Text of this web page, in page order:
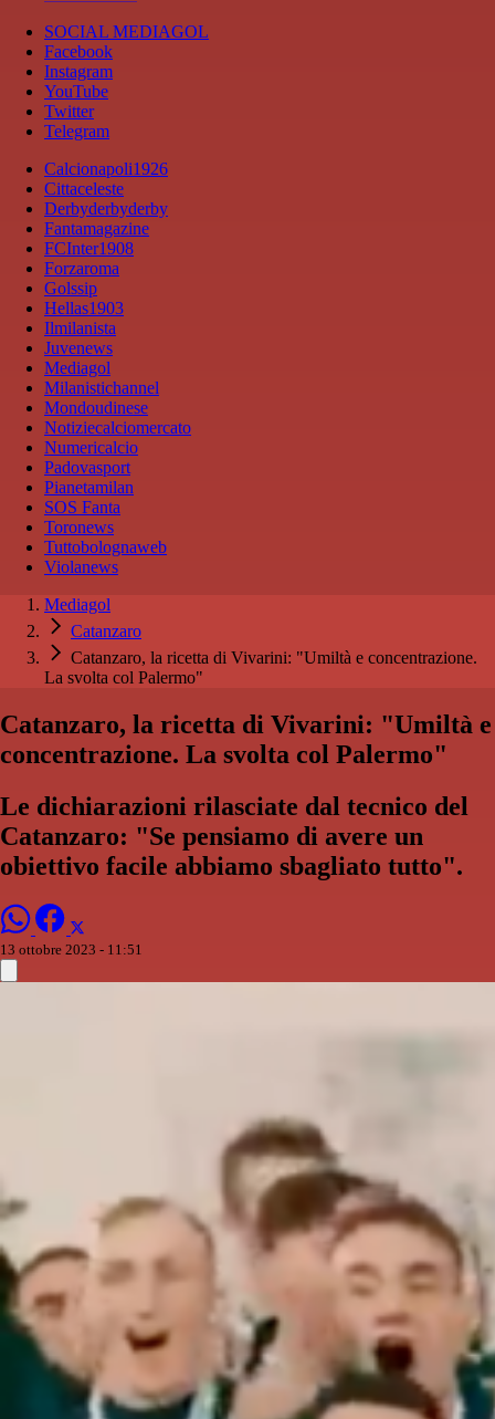
SOCIAL MEDIAGOL
Facebook
Instagram
YouTube
Twitter
Telegram
Calcionapoli1926
Cittaceleste
Derbyderbyderby
Fantamagazine
FCInter1908
Forzaroma
Golssip
Hellas1903
Ilmilanista
Juvenews
Mediagol
Milanistichannel
Mondoudinese
Notiziecalciomercato
Numericalcio
Padovasport
Pianetamilan
SOS Fanta
Toronews
Tuttobolognaweb
Violanews
Mediagol
Catanzaro
Catanzaro, la ricetta di Vivarini: "Umiltà e concentrazione.
La svolta col Palermo"
Catanzaro, la ricetta di Vivarini: "Umiltà e
concentrazione. La svolta col Palermo"
Le dichiarazioni rilasciate dal tecnico del
Catanzaro: "Se pensiamo di avere un
obiettivo facile abbiamo sbagliato tutto".
13 ottobre 2023 - 11:51